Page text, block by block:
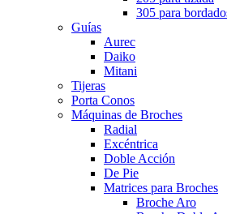
305 para
Guías
Aurec
Daiko
Mitani
Tijeras
Porta Conos
Máquinas de Broches
Radial
Excéntrica
Doble Acción
De Pie
Matrices para Broches
Broche Aro